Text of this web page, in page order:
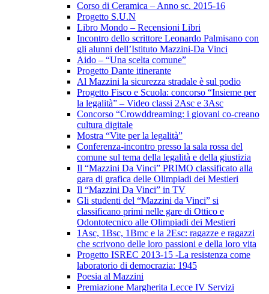
Corso di Ceramica – Anno sc. 2015-16
Progetto S.U.N
Libro Mondo – Recensioni Libri
Incontro dello scrittore Leonardo Palmisano con
gli alunni dell’Istituto Mazzini-Da Vinci
Aido – “Una scelta comune”
Progetto Dante itinerante
Al Mazzini la sicurezza stradale è sul podio
Progetto Fisco e Scuola: concorso “Insieme per
la legalità” – Video classi 2Asc e 3Asc
Concorso “Crowddreaming: i giovani co-creano
cultura digitale
Mostra “Vite per la legalità”
Conferenza-incontro presso la sala rossa del
comune sul tema della legalità e della giustizia
Il “Mazzini Da Vinci” PRIMO classificato alla
gara di grafica delle Olimpiadi dei Mestieri
Il “Mazzini Da Vinci” in TV
Gli studenti del “Mazzini da Vinci” si
classificano primi nelle gare di Ottico e
Odontotecnico alle Olimpiadi dei Mestieri
1Asc, 1Bsc, 1Bmc e la 2Esc: ragazze e ragazzi
che scrivono delle loro passioni e della loro vita
Progetto ISREC 2013-15 -La resistenza come
laboratorio di democrazia: 1945
Poesia al Mazzini
Premiazione Margherita Lecce IV Servizi